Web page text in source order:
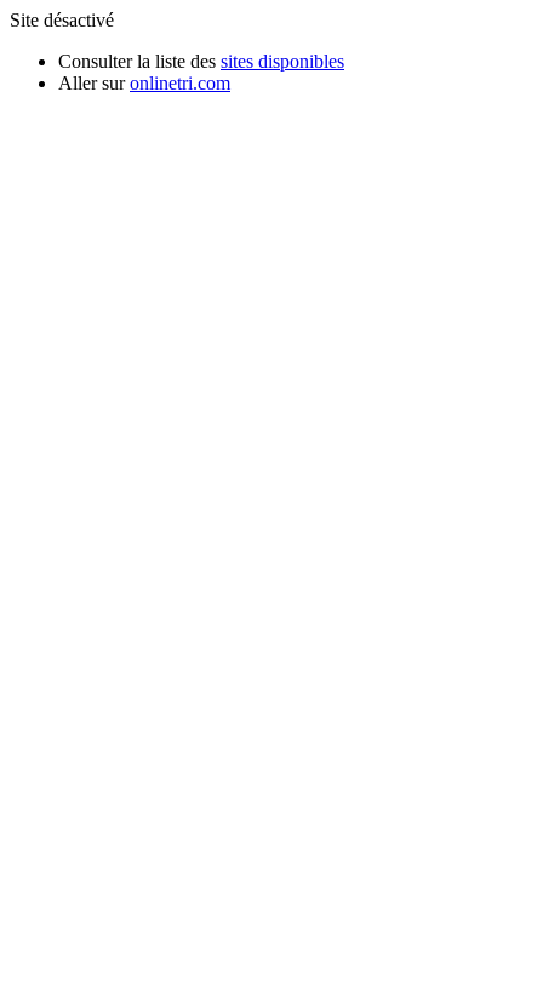
Site désactivé
Consulter la liste des sites disponibles
Aller suronlinetri.com